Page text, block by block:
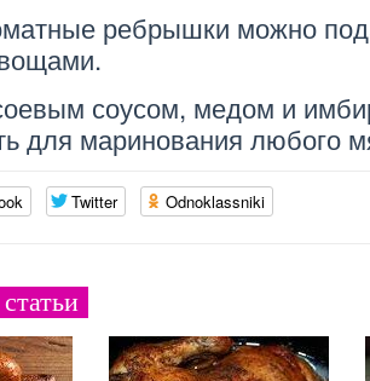
ребрышки можно
соусом, медом и
для маринования любого
Twitter Odnoklassniki